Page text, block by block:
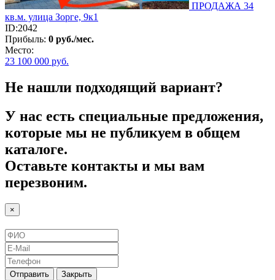
ПРОДАЖА 34
кв.м. улица Зорге, 9к1
ID:2042
Прибыль: 0 руб./мес.
Место:
23 100 000 руб.
Не нашли подходящий вариант?
У нас есть специальные предложения,
которые мы не публикуем в общем
каталоге.
Оставьте контакты и мы вам
перезвоним.
×
Отправить
Закрыть